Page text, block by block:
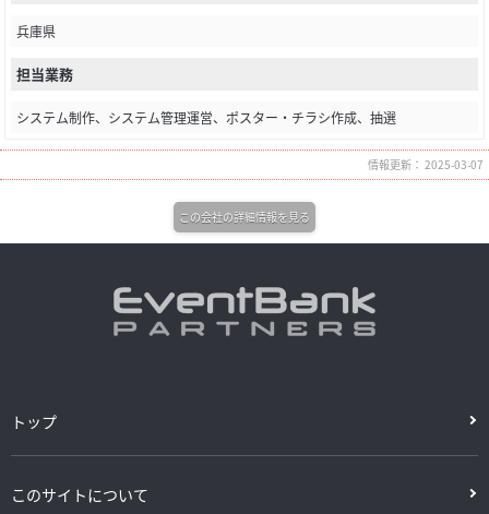
兵庫県
担当業務
システム制作、システム管理運営、ポスター・チラシ作成、抽選
情報更新： 2025-03-07
この会社の詳細情報を見る
トップ
このサイトについて